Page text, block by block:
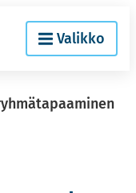
Valikko